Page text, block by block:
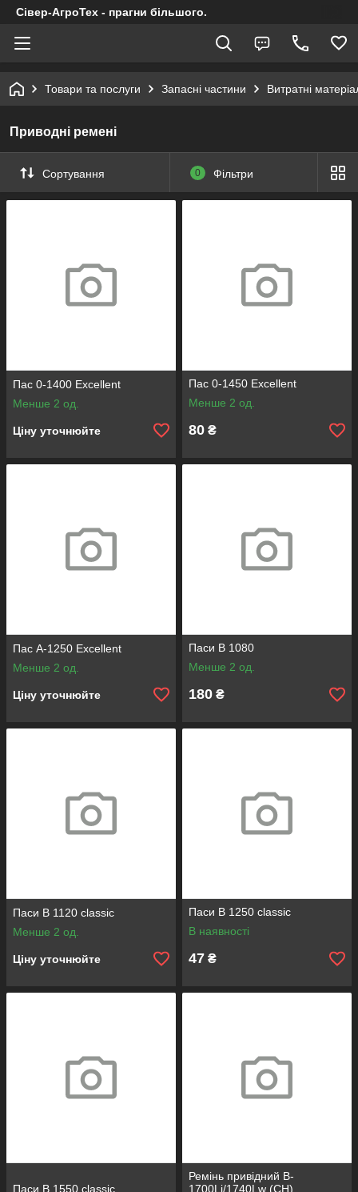
Сівер-АгроТех - прагни більшого.
Товари та послуги Запасні частини Витратні
Приводні ремені
Сортування 0 Фільтри
Пас 0-1400 Excellent
Менше 2 од.
Ціну уточнюйте
Пас 0-1450 Excellent
Менше 2 од.
80 ₴
Пас А-1250 Excellent
Менше 2 од.
Ціну уточнюйте
Паси B 1080
Менше 2 од.
180 ₴
Паси B 1120 classic
Менше 2 од.
Ціну уточнюйте
Паси B 1250 classic
В наявності
47 ₴
Паси B 1550 classic
Ремінь привідний B-
1700Li/1740Lw (CH)